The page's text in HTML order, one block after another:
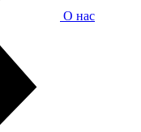
О нас